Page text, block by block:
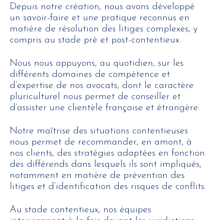
Depuis notre création, nous avons développé
un savoir-faire et une pratique reconnus en
matière de résolution des litiges complexes, y
compris au stade pré et post-contentieux.
Nous nous appuyons, au quotidien, sur les
différents domaines de compétence et
d’expertise de nos avocats, dont le caractère
pluriculturel nous permet de conseiller et
d’assister une clientèle française et étrangère.
Notre maîtrise des situations contentieuses
nous permet de recommander, en amont, à
nos clients, des stratégies adaptées en fonction
des différends dans lesquels ils sont impliqués,
notamment en matière de prévention des
litiges et d’identification des risques de conflits.
Au stade contentieux, nos équipes